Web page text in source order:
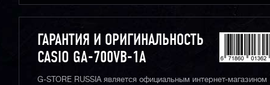
ГАРАНТИЯ И ОРИГИНАЛЬНОСТЬ
CASIO GA-700VB-1A
G-STORE RUSSIA является официальным интернет-магазином